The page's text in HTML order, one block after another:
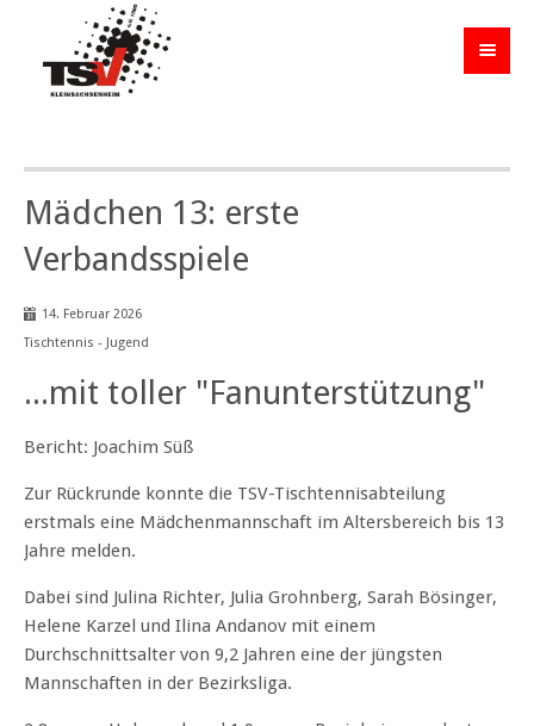
Mädchen 13: erste
Verbandsspiele
14. Februar 2026
Tischtennis - Jugend
...mit toller "Fanunterstützung"
Bericht: Joachim Süß
Zur Rückrunde konnte die TSV-Tischtennisabteilung
erstmals eine Mädchenmannschaft im Altersbereich bis 13
Jahre melden.
Dabei sind Julina Richter, Julia Grohnberg, Sarah Bösinger,
Helene Karzel und Ilina Andanov mit einem
Durchschnittsalter von 9,2 Jahren eine der jüngsten
Mannschaften in der Bezirksliga.